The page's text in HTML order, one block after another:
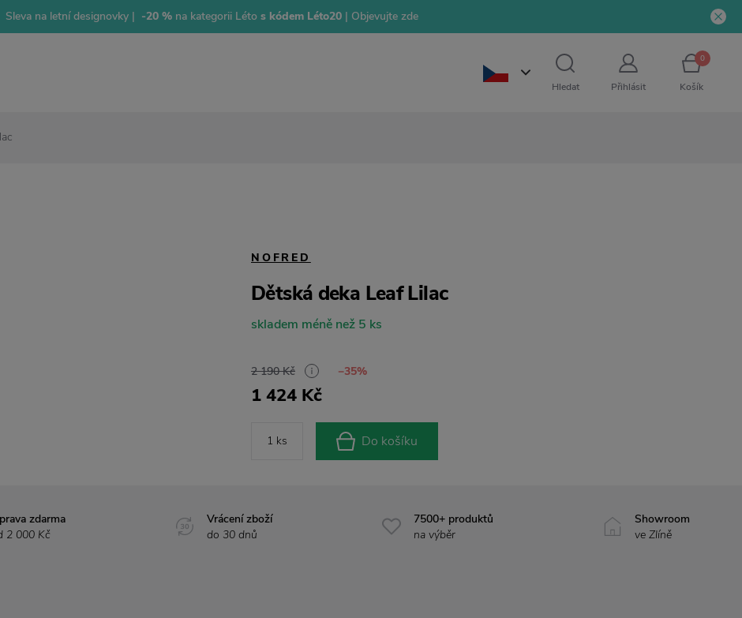
Sleva na letní designovky | -20 %na kategorii Létos kódem Léto20 | Objevujte zde
Hledat Přihlásit
0
Košík
NOFRED
Dětská deka Leaf Lilac
skladem méně než 5 ks
2 190 Kč −35%
1 424 Kč
Do košíku
zdarma
2 000 Kč
Vrácení zboží
do 30 dnů
7500+ produktů
na výběr
Showroom
ve Zlíně